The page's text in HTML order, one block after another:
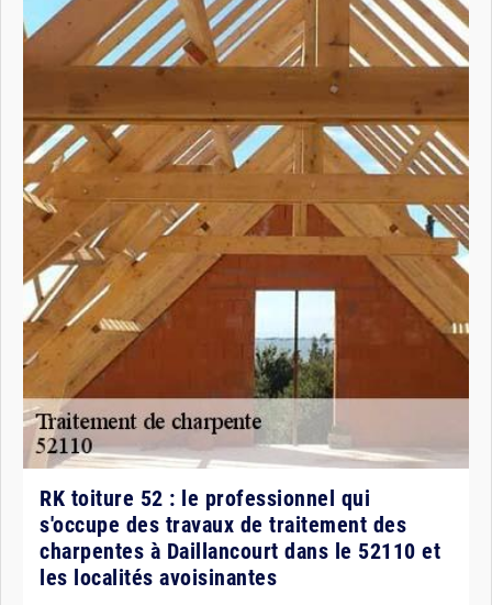
RK toiture 52 : le professionnel qui
s'occupe des travaux de traitement des
charpentes à Daillancourt dans le 52110 et
les localités avoisinantes